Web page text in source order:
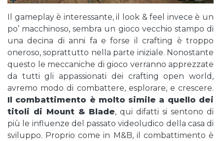
Il gameplay è interessante, il look & feel invece è un
po’ macchinoso, sembra un gioco vecchio stampo di
una decina di anni fa e forse il crafting è troppo
oneroso, soprattutto nella parte iniziale. Nonostante
questo le meccaniche di gioco verranno apprezzate
da tutti gli appassionati dei crafting open world,
avremo modo di combattere, esplorare, e crescere.
Il combattimento è molto simile a quello dei
titoli di Mount & Blade, qui difatti si sentono di
più le influenze del passato videoludico della casa di
sviluppo. Proprio come in M&B, il combattimento è